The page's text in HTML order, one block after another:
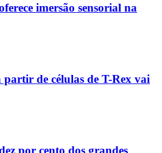
imersão sensorial na
de células de T-Rex vai